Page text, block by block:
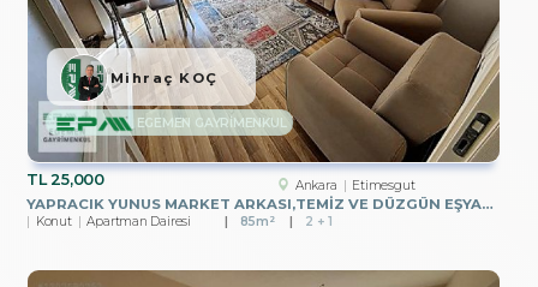
TL25,000 Ankara Etimesgut
YAPRACIK YUNUS MARKET ARKASI,TEMİZ VE DÜZGÜN EŞYALI 2+1 KİRALIK
Konut Apartman Dairesi 85m² 2 + 1
EGEMEN GAYRİMENKUL
Mihraç KOÇ